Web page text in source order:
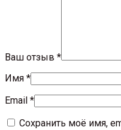
Ваш отзыв *
Имя *
Email *
Сохранить моё имя,